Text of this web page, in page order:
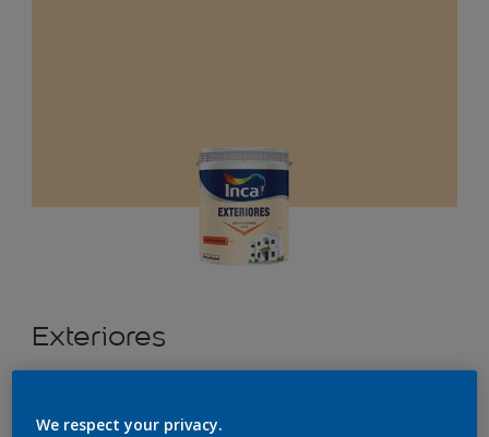
Exteriores
We respect your privacy.